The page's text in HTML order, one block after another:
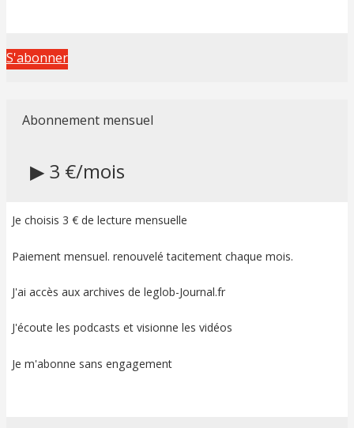
S'abonner
Abonnement mensuel
▶ 3 €/mois
Je choisis 3 € de lecture mensuelle
Paiement mensuel. renouvelé tacitement chaque mois.
J'ai accès aux archives de leglob-Journal.fr
J'écoute les podcasts et visionne les vidéos
Je m'abonne sans engagement